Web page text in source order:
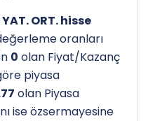
ORT. hisse
oranları
0 olan Fiyat/Kazanç
piyasa
olan Piyasa
ise özsermayesine